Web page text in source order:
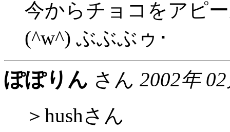
今からチョコをアピ
(^w^) ぶぶぶゥ･
ぽぽりん さん 2002年
＞hushさん